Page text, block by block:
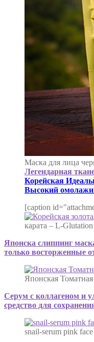
Маска для лица
Легендарная
Корейская
Высокий
[caption
карата – L-
Японска слиппинг
только восторженные
Японская
Серум с коллагеном и
средство для
snail-serum pink face